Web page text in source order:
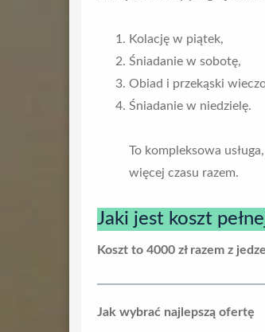
Kolację w piątek,
Śniadanie w sobotę,
Obiad i przekąski
Śniadanie w niedzielę.
To kompleksowa
więcej czasu razem.
Jaki jest koszt
Koszt to 4000 zł razem z
Jak wybrać najlepszą ofertę